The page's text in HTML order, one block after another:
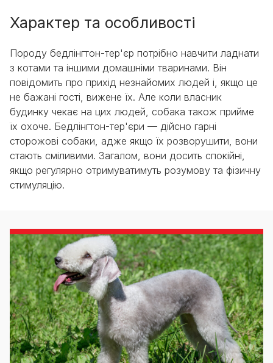
Характер та особливості
Породу бедлінгтон-тер'єр потрібно навчити ладнати
з котами та іншими домашніми тваринами. Він
повідомить про прихід незнайомих людей і, якщо це
не бажані гості, вижене їх. Але коли власник
будинку чекає на цих людей, собака також прийме
їх охоче. Бедлінгтон-тер'єри — дійсно гарні
сторожові собаки, адже якщо їх розворушити, вони
стають сміливими. Загалом, вони досить спокійні,
якщо регулярно отримуватимуть розумову та фізичну
стимуляцію.